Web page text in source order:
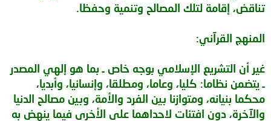
تناقض، إقامة لتلك المصالح وتنمية وحفظا.
المنهج القرآني:
غير أن التشريع الإسلامي بوجه خاص ـ بما هو إلهي المصدر
ـ يتضمن نظاما: كليا، وعاما، ومطلقا، وإنسانيا، وأبديا،
محكما بنيانه، ومتوازنا بين الفرد والأمة، وبين مصالح الدنيا
والآخرة، دون افتئات لاحداهما على الأخرى فيما ينهض به